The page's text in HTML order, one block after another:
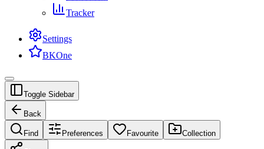
Tracker
Settings
BKOne
Toggle Sidebar
Back
Find Preferences Favourite Collection